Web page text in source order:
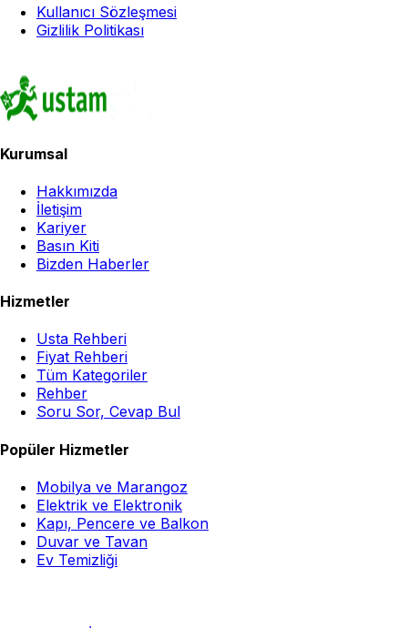
Kullanıcı Sözleşmesi
Gizlilik Politikası
Kurumsal
Hakkımızda
İletişim
Kariyer
Basın Kiti
Bizden Haberler
Hizmetler
Usta Rehberi
Fiyat Rehberi
Tüm Kategoriler
Rehber
Soru Sor, Cevap Bul
Popüler Hizmetler
Mobilya ve Marangoz
Elektrik ve Elektronik
Kapı, Pencere ve Balkon
Duvar ve Tavan
Ev Temizliği